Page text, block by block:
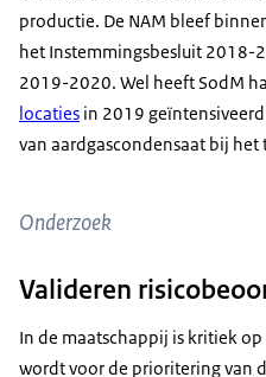
productie. De NAM bleef
het Instemmingsbesluit 2018-
2019-2020. Wel heeft SodM
locaties in 2019
van aardgascondensaat bij
Onderzoek
Valideren
In de maatschappij is kritiek
wordt voor de prioritering van